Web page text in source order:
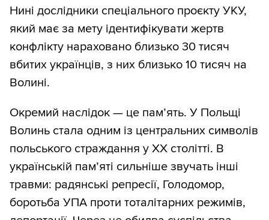
Нині дослідники спеціального проєкту УКУ,
який має за мету ідентифікувати жертв
конфлікту нараховано близько 30 тисяч
вбитих українців, з них близько 10 тисяч на
Волині.
Окремий наслідок — це пам’ять. У Польщі
Волинь стала одним із центральних символів
польського страждання у XX столітті. В
українській пам’яті сильніше звучать інші
травми: радянські репресії, Голодомор,
боротьба УПА проти тоталітарних режимів,